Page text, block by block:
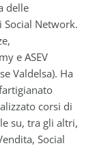
delle
Social Network.
e ASEV
Valdelsa). Ha
corsi di
su, tra gli altri,
Social